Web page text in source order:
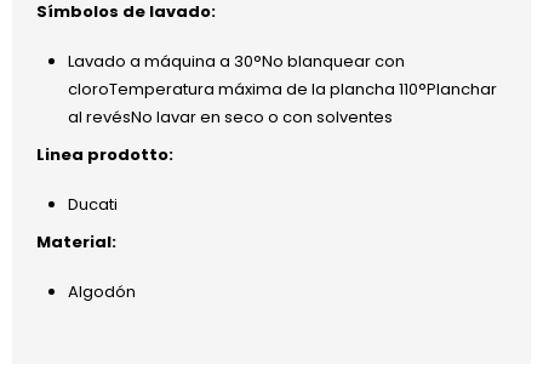
Símbolos de lavado:
Lavado a máquina a 30°No blanquear con
cloroTemperatura máxima de la plancha 110°Planchar
al revésNo lavar en seco o con solventes
Linea prodotto:
Ducati
Material:
Algodón